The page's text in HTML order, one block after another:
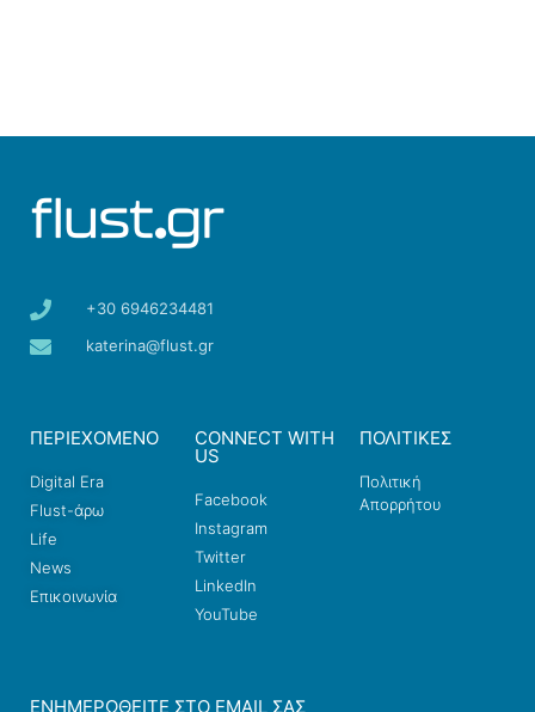
+30 6946234481
katerina@flust.gr
ΠΕΡΙΕΧΟΜΕΝΟ
Digital Era
Flust-άρω
Life
News
Επικοινωνία
CONNECT WITH
US
Facebook
Instagram
Twitter
LinkedIn
YouTube
ΠΟΛΙΤΙΚΕΣ
Πολιτική
Απορρήτου
ΕΝΗΜΕΡΩΘΕΊΤΕ ΣΤΟ EMAIL ΣΑΣ